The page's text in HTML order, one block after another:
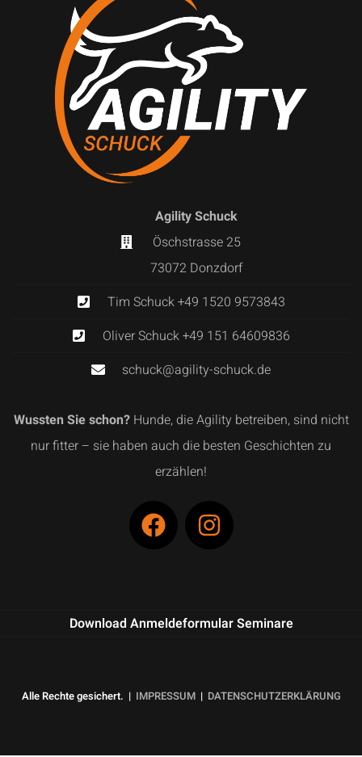
Agility Schuck
Öschstrasse 25
73072 Donzdorf
Tim Schuck +49 1520 9573843
Oliver Schuck +49 151 64609836
schuck@agility-schuck.de
Wussten Sie schon?Hunde, die Agility betreiben, sind nicht
nur fitter – sie haben auch die besten Geschichten zu
erzählen!
Download Anmeldeformular Seminare
Alle Rechte gesichert. | IMPRESSUM| DATENSCHUTZERKLÄRUNG